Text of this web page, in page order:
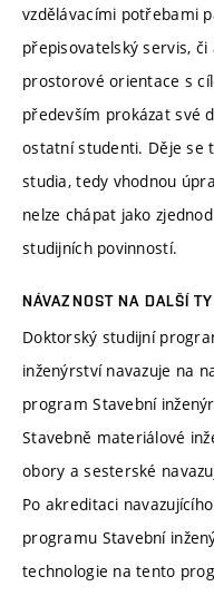
vzdělávacími potřebami
přepisovatelský servis,
prostorové orientace s
především prokázat své
ostatní studenti. Děje se
studia, tedy vhodnou
nelze chápat jako
studijních povinností.
NÁVAZNOST NA DALŠÍ
Doktorský studijní
inženýrství navazuje na
program Stavební
Stavebně materiálové
obory a sesterské
Po akreditaci
programu Stavební
technologie na tento